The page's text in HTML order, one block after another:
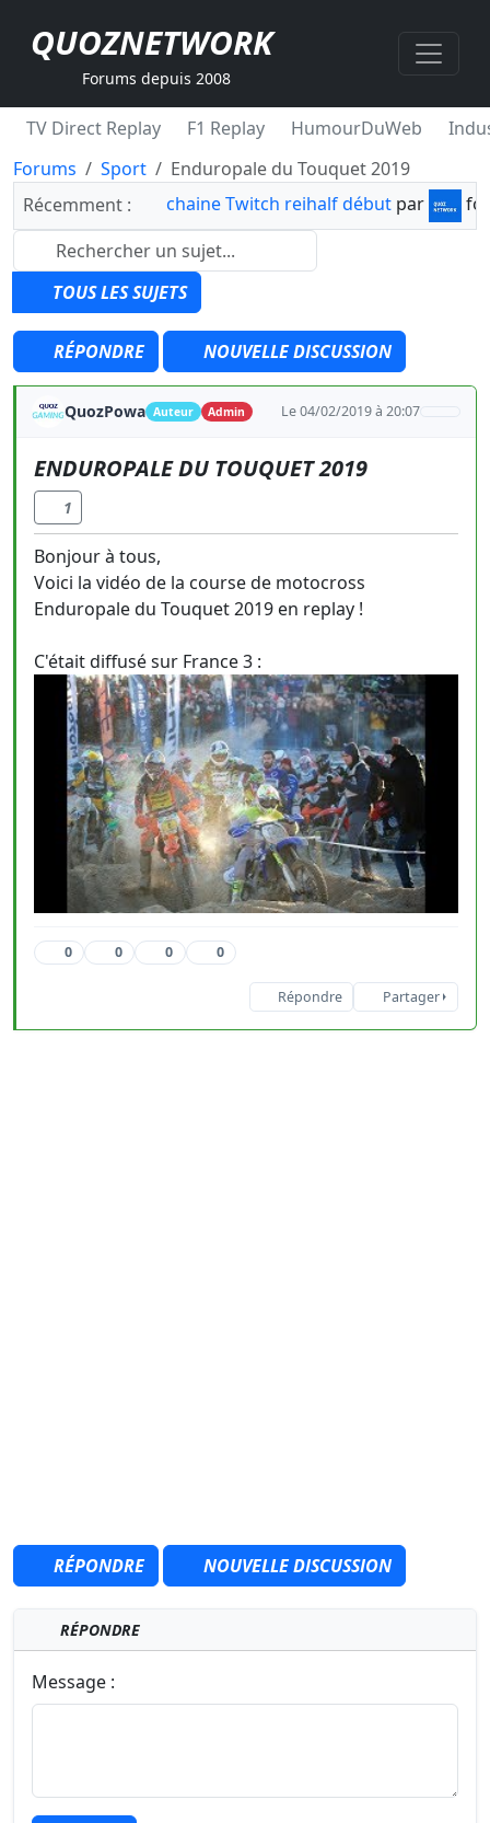
QUOZNETWORK
Forums depuis 2008
TV Direct Replay F1 Replay HumourDuWeb
Forums
Sport
Enduropale du Touquet 2019
Récemment :
chaine Twitch reihalf début par
TOUS LES SUJETS
RÉPONDRE NOUVELLE DISCUSSION
QuozPowa Auteur Admin Le 04/02/2019 à 20:07
ENDUROPALE DU TOUQUET 2019
1
Bonjour à tous,
Voici la vidéo de la course de motocross
Enduropale du Touquet 2019 en replay !
C'était diffusé sur France 3 :
0 0 0 0
Répondre Partager
RÉPONDRE NOUVELLE DISCUSSION
RÉPONDRE
Message :